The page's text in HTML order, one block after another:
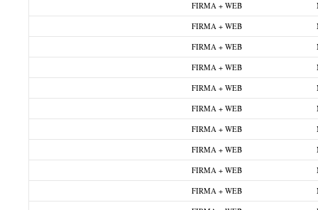
FIRMA + WEB
FIRMA + WEB
FIRMA + WEB
FIRMA + WEB
FIRMA + WEB
FIRMA + WEB
FIRMA + WEB
FIRMA + WEB
FIRMA + WEB
FIRMA + WEB